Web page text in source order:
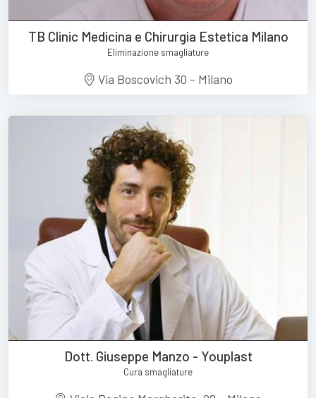
TB Clinic Medicina e Chirurgia Estetica Milano
Eliminazione smagliature
Via Boscovich 30 - Milano
Dott. Giuseppe Manzo - Youplast
Cura smagliature